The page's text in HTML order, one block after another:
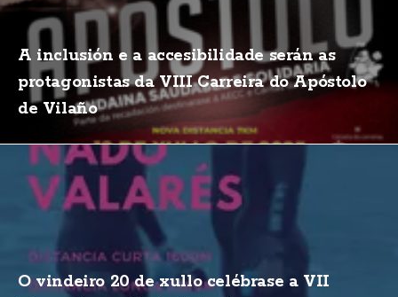
A inclusión e a accesibilidade serán as
protagonistas da VIII Carreira do Apóstolo
de Vilaño
O vindeiro 20 de xullo celébrase a VII